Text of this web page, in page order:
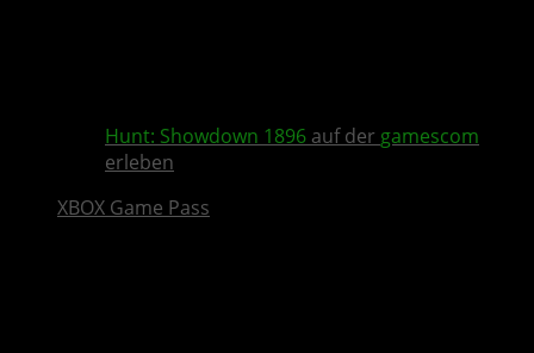
Hunt: Showdown 1896 auf der gamescom
erleben
XBOX Game Pass